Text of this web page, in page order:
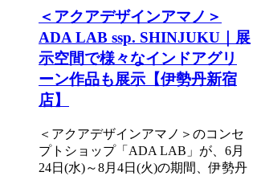
＜アクアデザインアマノ＞
ADA LAB ssp. SHINJUKU｜展
示空間で様々なインドアグリ
ーン作品も展示【伊勢丹新宿
店】
＜アクアデザインアマノ＞のコンセ
プトショップ「ADA LAB」が、6月
24日(水)～8月4日(火)の期間、伊勢丹